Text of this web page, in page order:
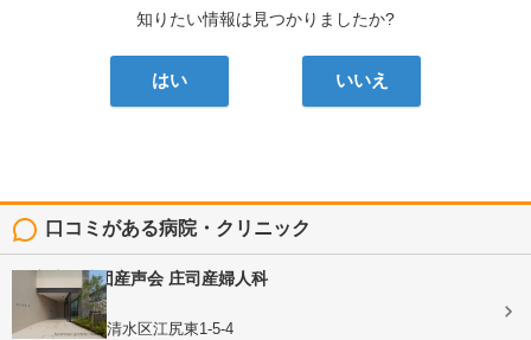
知りたい情報は見つかりましたか?
はい いいえ
口コミがある病院・クリニック
医療法人社団産声会 庄司産婦人科
産婦人科
静岡県静岡市清水区江尻東1-5-4